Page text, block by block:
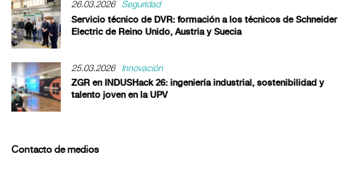
26.03.2026
Seguridad
Servicio técnico de DVR: formación a los técnicos de Schneider
Electric de Reino Unido, Austria y Suecia
25.03.2026
Innovación
ZGR en INDUSHack 26: ingeniería industrial, sostenibilidad y
talento joven en la UPV
Contacto de medios